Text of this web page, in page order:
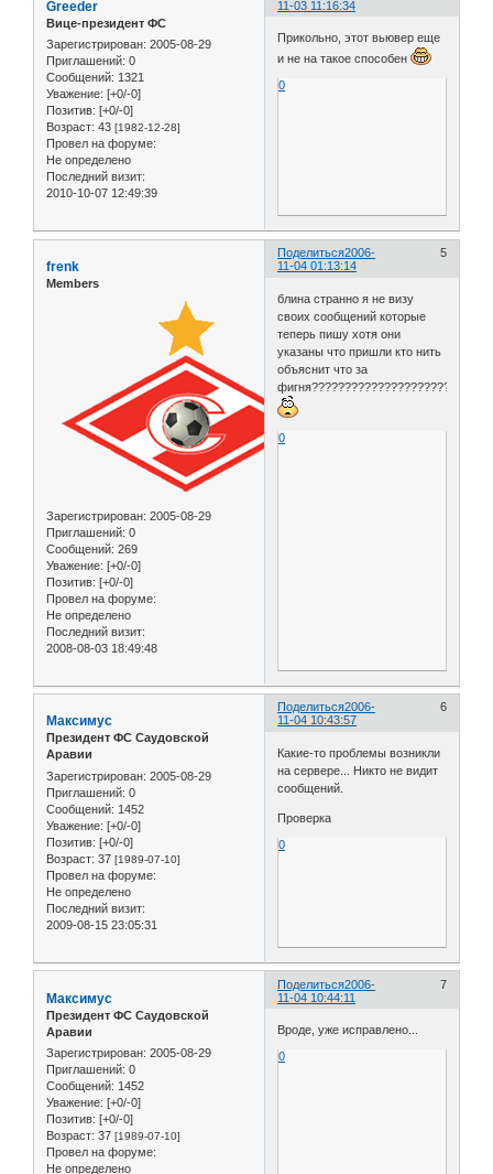
11-03 11:16:34
Greeder
Вице-президент ФС
Зарегистрирован: 2005-08-29
Приглашений: 0
Сообщений: 1321
Уважение: [+0/-0]
Позитив: [+0/-0]
Возраст: 43 [1982-12-28]
Провел на форуме:
Не определено
Последний визит:
2010-10-07 12:49:39
Прикольно, этот вьювер еще
и не на такое способен
0
Поделиться 5
2006-
11-04 01:13:14
frenk
Members
Зарегистрирован: 2005-08-29
Приглашений: 0
Сообщений: 269
Уважение: [+0/-0]
Позитив: [+0/-0]
Провел на форуме:
Не определено
Последний визит:
2008-08-03 18:49:48
блина странно я не визу
своих сообщений которые
теперь пишу хотя они
указаны что пришли кто нить
объяснит что за
фигня?????????????????????
0
Поделиться 6
2006-
11-04 10:43:57
Максимус
Президент ФС Саудовской
Аравии
Зарегистрирован: 2005-08-29
Приглашений: 0
Сообщений: 1452
Уважение: [+0/-0]
Позитив: [+0/-0]
Возраст: 37 [1989-07-10]
Провел на форуме:
Не определено
Последний визит:
2009-08-15 23:05:31
Какие-то проблемы возникли
на сервере... Никто не видит
сообщений.
Проверка
0
Поделиться 7
2006-
11-04 10:44:11
Максимус
Президент ФС Саудовской
Аравии
Зарегистрирован: 2005-08-29
Приглашений: 0
Сообщений: 1452
Уважение: [+0/-0]
Позитив: [+0/-0]
Возраст: 37 [1989-07-10]
Провел на форуме:
Не определено
Вроде, уже исправлено...
0